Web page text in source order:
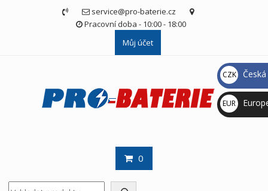
service@pro-baterie.cz
Pracovní doba - 10:00 - 18:00
Můj účet
0
CZK
Kč
EUR
€